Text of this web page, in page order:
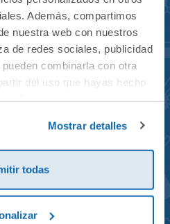
Además, compartimos
nuestra web con nuestros
de redes sociales, publicidad
combinarla con otra
del uso que hayas hecho
Mostrar detalles
todas
21x10x28cm